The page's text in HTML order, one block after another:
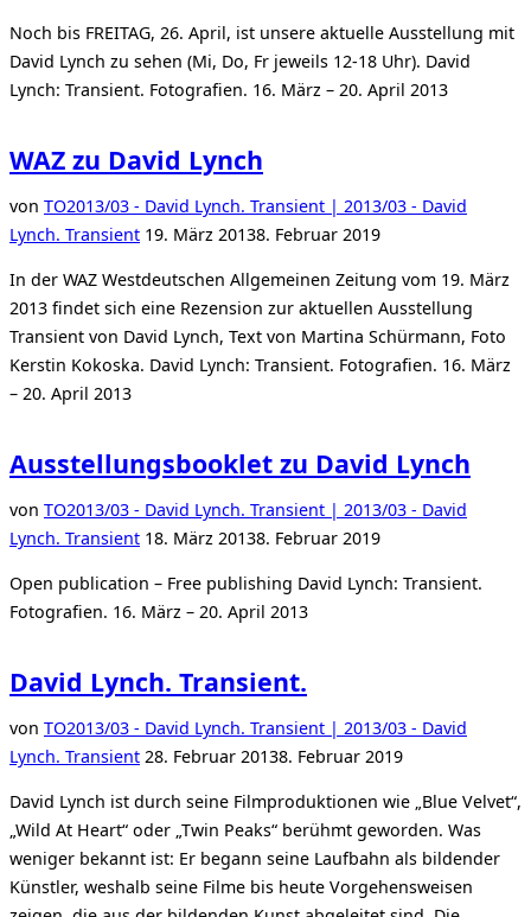
Noch bis FREITAG, 26. April, ist unsere aktuelle Ausstellung mit
David Lynch zu sehen (Mi, Do, Fr jeweils 12-18 Uhr). David
Lynch: Transient. Fotografien. 16. März – 20. April 2013
WAZ zu David Lynch
von TO2013/03 - David Lynch. Transient | 2013/03 - David
Lynch. TransientVeröffentlicht
19. März 20138. Februar 2019
In der WAZ Westdeutschen Allgemeinen Zeitung vom 19. März
2013 findet sich eine Rezension zur aktuellen Ausstellung
Transient von David Lynch, Text von Martina Schürmann, Foto
Kerstin Kokoska. David Lynch: Transient. Fotografien. 16. März
– 20. April 2013
Ausstellungsbooklet zu David Lynch
von TO2013/03 - David Lynch. Transient | 2013/03 - David
Lynch. TransientVeröffentlicht
18. März 20138. Februar 2019
Open publication – Free publishing David Lynch: Transient.
Fotografien. 16. März – 20. April 2013
David Lynch. Transient.
von TO2013/03 - David Lynch. Transient | 2013/03 - David
Lynch. TransientVeröffentlicht
28. Februar 20138. Februar 2019
David Lynch ist durch seine Filmproduktionen wie „Blue Velvet“,
„Wild At Heart“ oder „Twin Peaks“ berühmt geworden. Was
weniger bekannt ist: Er begann seine Laufbahn als bildender
Künstler, weshalb seine Filme bis heute Vorgehensweisen